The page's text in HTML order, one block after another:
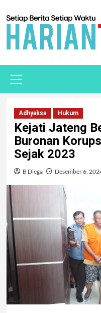
Adhyaksa Hukum
Kejati Jateng
Buronan
Sejak 2023
B Diega Desember 6,